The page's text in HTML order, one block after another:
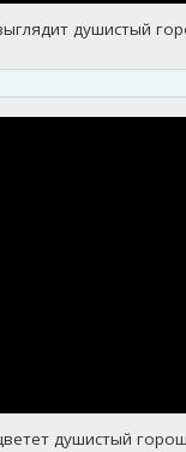
душистый
душистый